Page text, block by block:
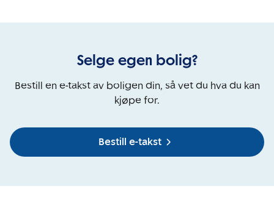
Selge egen bolig?
Bestill en e-takst av boligen din, så vet du hva du kan
kjøpe for.
Bestill e-takst